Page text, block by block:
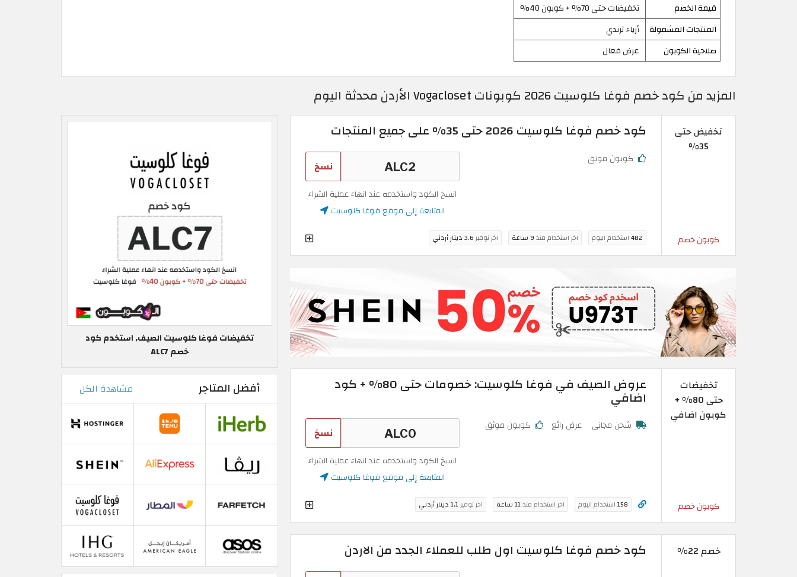
قيمة الخصم
تخفيضات حتى 70% + كوبون 40%
المنتجات المشمولة
أزياء ترندي
صلاحية الكوبون
عرض فعال
المزيد من كود خصم فوغا كلوسيت 2026 كوبونات Vogacloset الأردن محدثة اليوم
تخفيض حتى
35%
كوبون خصم
كود خصم فوغا كلوسيت 2026 حتى 35% على جميع المنتجات
كوبون موثق نسخ
انسخ الكود واستخدمه عند انهاء عملية الشراء
المتابعة إلى موقع فوغا كلوسيت
482استخدام اليوم اخر استخدام منذ9 ساعة اخر توفير3.6 دينار أردني
تخفيضات
حتى 80% +
كوبون اضافي
كوبون خصم
عروض الصيف في فوغا كلوسيت: خصومات حتى 80% + كود
اضافي
شحن مجاني عرض رائع كوبون موثق نسخ
انسخ الكود واستخدمه عند انهاء عملية الشراء
المتابعة إلى موقع فوغا كلوسيت
158استخدام اليوم اخر استخدام منذ11 ساعة اخر توفير1.1 دينار أردني
خصم 22% كود خصم فوغا كلوسيت اول طلب للعملاء الجدد من الاردن
تخفيضات فوغا كلوسيت الصيف, استخدم كود
خصم ALC7
أفضل المتاجر مشاهدة الكل